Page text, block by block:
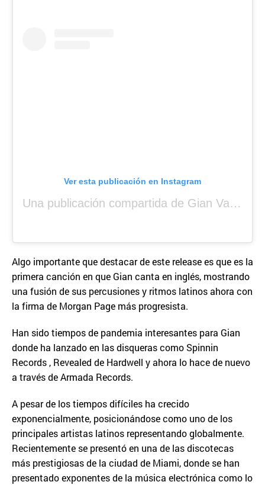
Ver esta publicación en Instagram
Una publicación compartida de Gian Varela (@gianvarela)
Algo importante que destacar de este release es que es la
primera canción en que Gian canta en inglés, mostrando
una fusión de sus percusiones y ritmos latinos ahora con
la firma de Morgan Page más progresista.
Han sido tiempos de pandemia interesantes para Gian
donde ha lanzado en las disqueras como Spinnin
Records , Revealed de Hardwell y ahora lo hace de nuevo
a través de Armada Records.
A pesar de los tiempos difíciles ha crecido
exponencialmente, posicionándose como uno de los
principales artistas latinos representando globalmente.
Recientemente se presentó en una de las discotecas
más prestigiosas de la ciudad de Miami, donde se han
presentado exponentes de la música electrónica como lo